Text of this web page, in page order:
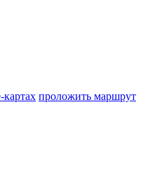
картах проложить маршрут